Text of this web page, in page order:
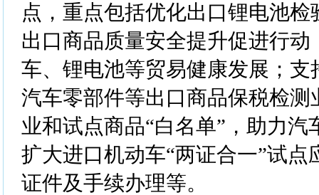
点，重点包括优化出口锂电池
出口商品质量安全提升促进行动
车、锂电池等贸易健康发展；支
汽车零部件等出口商品保税检测
业和试点商品“白名单”，助力汽
扩大进口机动车“两证合一”试点
证件及手续办理等。